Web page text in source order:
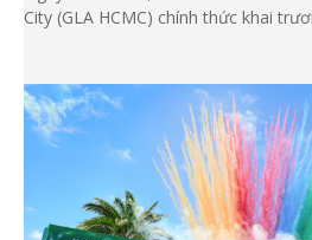
City (GLA HCMC) chính thức khai